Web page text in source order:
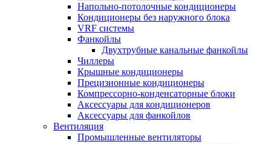
Напольно-потолочные кондиционеры
Кондиционеры без наружного блока
VRF системы
Фанкойлы
Двухтрубные канальные фанкойлы
Чиллеры
Крышные кондиционеры
Прецизионные кондиционеры
Компрессорно-конденсаторные блоки
Аксессуары для кондиционеров
Аксессуары для фанкойлов
Вентиляция
Промышленные вентиляторы